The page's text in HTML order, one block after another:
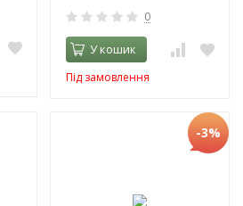
0
У кошик
Під замовлення
-3%